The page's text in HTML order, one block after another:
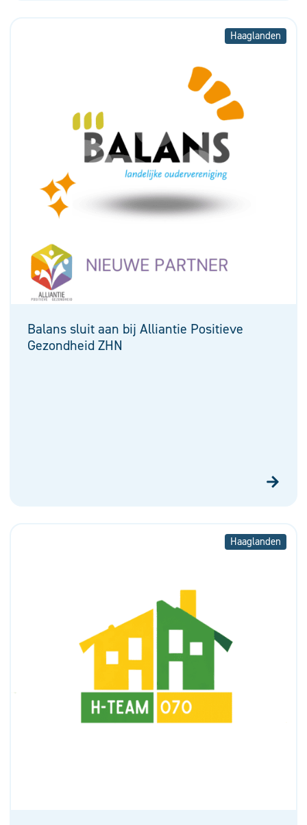
Haaglanden
Balans sluit aan bij Alliantie Positieve
Gezondheid ZHN
Haaglanden